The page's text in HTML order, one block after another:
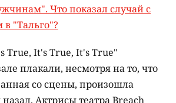
Что показал случай с
"Тальго"?
True, It's True, It's True"
плакали, несмотря на то, что
со сцены, произошла
Актрисы театра Breach